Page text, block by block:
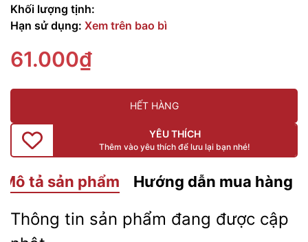
Khối lượng tịnh:
Hạn sử dụng: Xem trên bao bì
61.000₫
HẾT HÀNG
YÊU THÍCH
Thêm vào yêu thích để lưu lại bạn nhé!
Mô tả sản phẩm Hướng dẫn mua hàng
Thông tin sản phẩm đang được cập